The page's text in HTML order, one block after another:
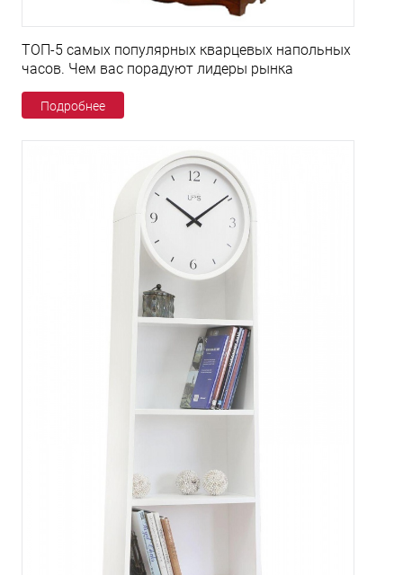
ТОП-5 самых популярных кварцевых напольных
часов. Чем вас порадуют лидеры рынка
Подробнее